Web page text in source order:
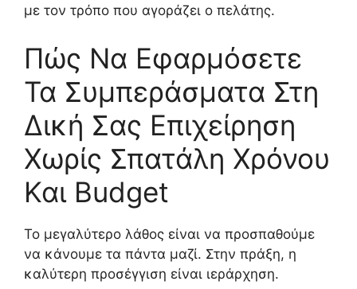
με τον τρόπο που αγοράζει ο πελάτης.
Πώς Να Εφαρμόσετε
Τα Συμπεράσματα Στη
Δική Σας Επιχείρηση
Χωρίς Σπατάλη Χρόνου
Και Budget
Το μεγαλύτερο λάθος είναι να προσπαθούμε
να κάνουμε τα πάντα μαζί. Στην πράξη, η
καλύτερη προσέγγιση είναι ιεράρχηση.